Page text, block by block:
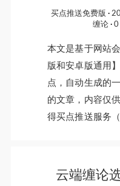
买点推送免费版
缠论
0
本文是基于网站
版和安卓版通用
点，自动生成的
的文章，内容仅
得买点推送服务
云端缠论